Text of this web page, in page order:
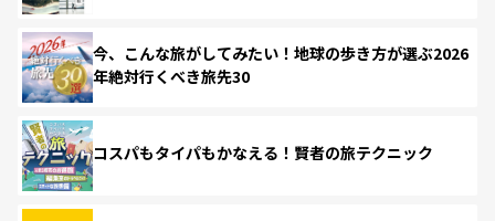
今、こんな旅がしてみたい！地球の歩き方が選ぶ2026
年絶対行くべき旅先30
コスパもタイパもかなえる！賢者の旅テクニック